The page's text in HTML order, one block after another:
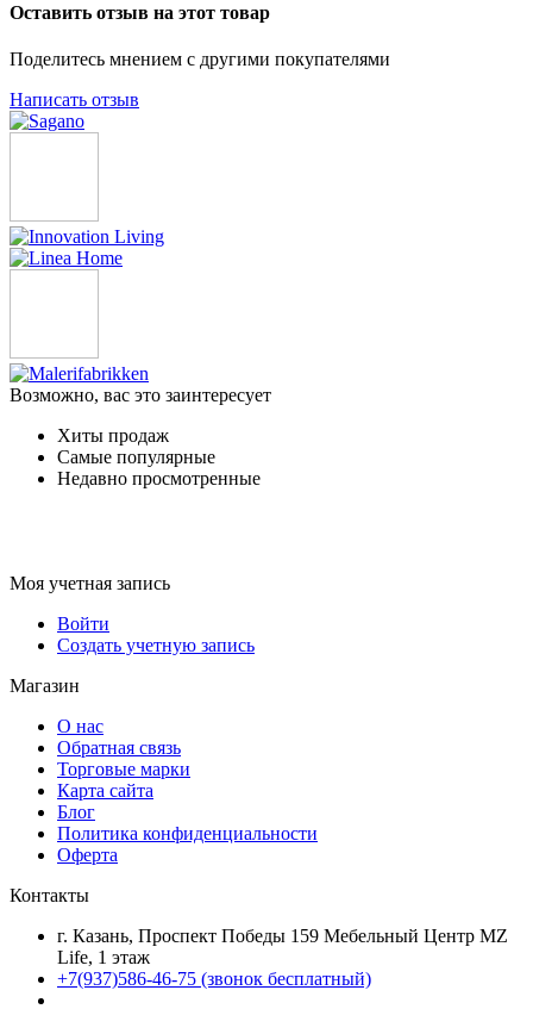
Оставить отзыв на этот товар
Поделитесь мнением с другими покупателями
Написать отзыв
Возможно, вас это заинтересует
Хиты продаж
Самые популярные
Недавно просмотренные
Моя учетная запись
Войти
Создать учетную запись
Магазин
О нас
Обратная связь
Торговые марки
Карта сайта
Блог
Политика конфиденциальности
Оферта
Контакты
г. Казань, Проспект Победы 159 Мебельный Центр MZ
Life, 1 этаж
+7(937)586-46-75 (звонок бесплатный)